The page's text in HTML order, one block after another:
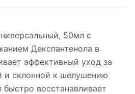
50мл с
Декспантенола в
эффективный уход за
и склонной к шелушению
восстанавливает